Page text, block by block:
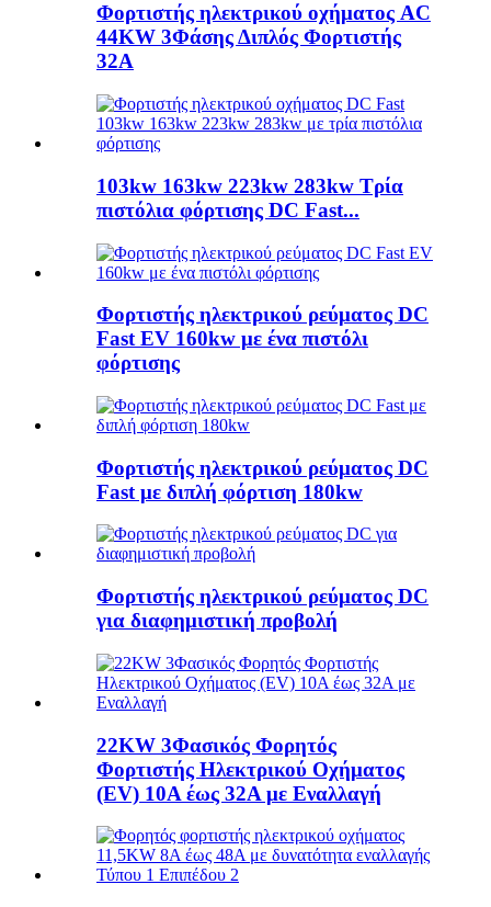
Φορτιστής ηλεκτρικού οχήματος AC
44KW 3Φάσης Διπλός Φορτιστής
32A
103kw 163kw 223kw 283kw Τρία
πιστόλια φόρτισης DC Fast...
Φορτιστής ηλεκτρικού ρεύματος DC
Fast EV 160kw με ένα πιστόλι
φόρτισης
Φορτιστής ηλεκτρικού ρεύματος DC
Fast με διπλή φόρτιση 180kw
Φορτιστής ηλεκτρικού ρεύματος DC
για διαφημιστική προβολή
22KW 3Φασικός Φορητός
Φορτιστής Ηλεκτρικού Οχήματος
(EV) 10A έως 32A με Εναλλαγή